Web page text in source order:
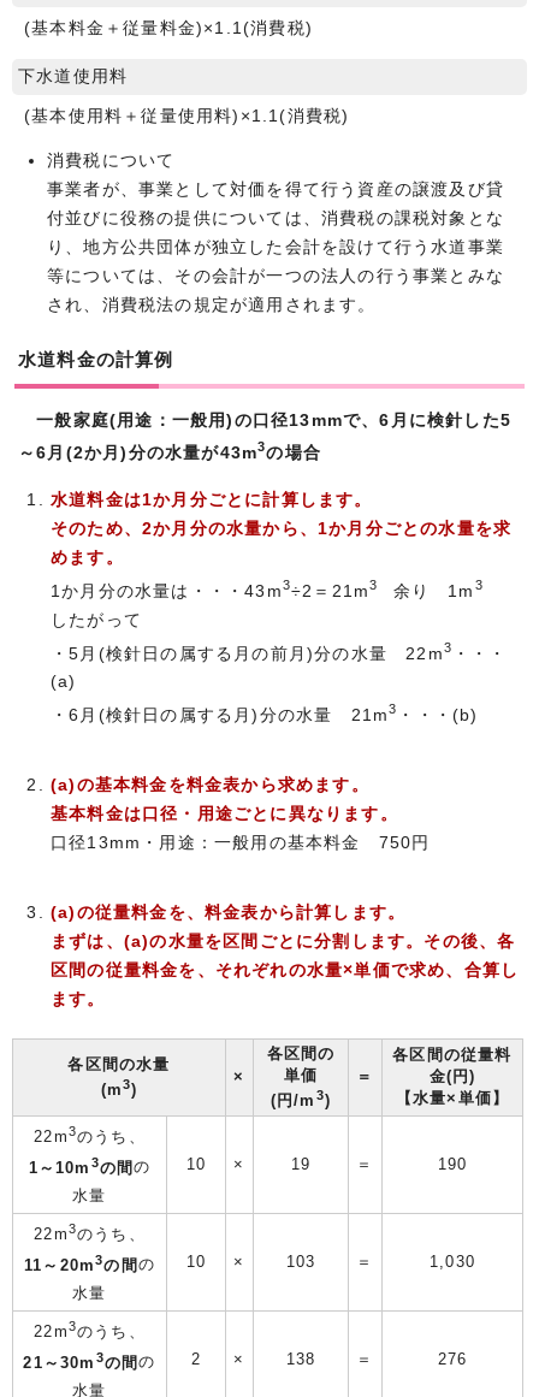
(基本料金＋従量料金)×1.1(消費税)
下水道使用料
(基本使用料＋従量使用料)×1.1(消費税)
消費税について
事業者が、事業として対価を得て行う資産の譲渡及び貸
付並びに役務の提供については、消費税の課税対象とな
り、地方公共団体が独立した会計を設けて行う水道事業
等については、その会計が一つの法人の行う事業とみな
され、消費税法の規定が適用されます。
水道料金の計算例
一般家庭(用途：一般用)の口径13mmで、6月に検針した5
～6月(2か月)分の水量が43m3の場合
水道料金は1か月分ごとに計算します。
そのため、2か月分の水量から、1か月分ごとの水量を求
めます。
1か月分の水量は・・・43m3÷2＝21m3 余り 1m 3
したがって
・5月(検針日の属する月の前月)分の水量 22m3 ・・・
(a)
・6月(検針日の属する月)分の水量 21m3 ・・・(b)
(a)の基本料金を料金表から求めます。
基本料金は口径・用途ごとに異なります。
口径13mm・用途：一般用の基本料金 750円
(a)の従量料金を、料金表から計算します。
まずは、(a)の水量を区間ごとに分割します。その後、各
区間の従量料金を、それぞれの水量×単価で求め、合算し
ます。
各区間の水量
(m3)
×
各区間の
単価
(円/m 3)
＝
各区間の従量料
金(円)
【水量×単価】
22m3のうち、
1～10m 3の間の
水量
10 × 19 ＝ 190
22m3のうち、
11～20m3の間の
水量
10 × 103 ＝ 1,030
22m3のうち、
21～30m 3の間の
水量
2 × 138 ＝ 276